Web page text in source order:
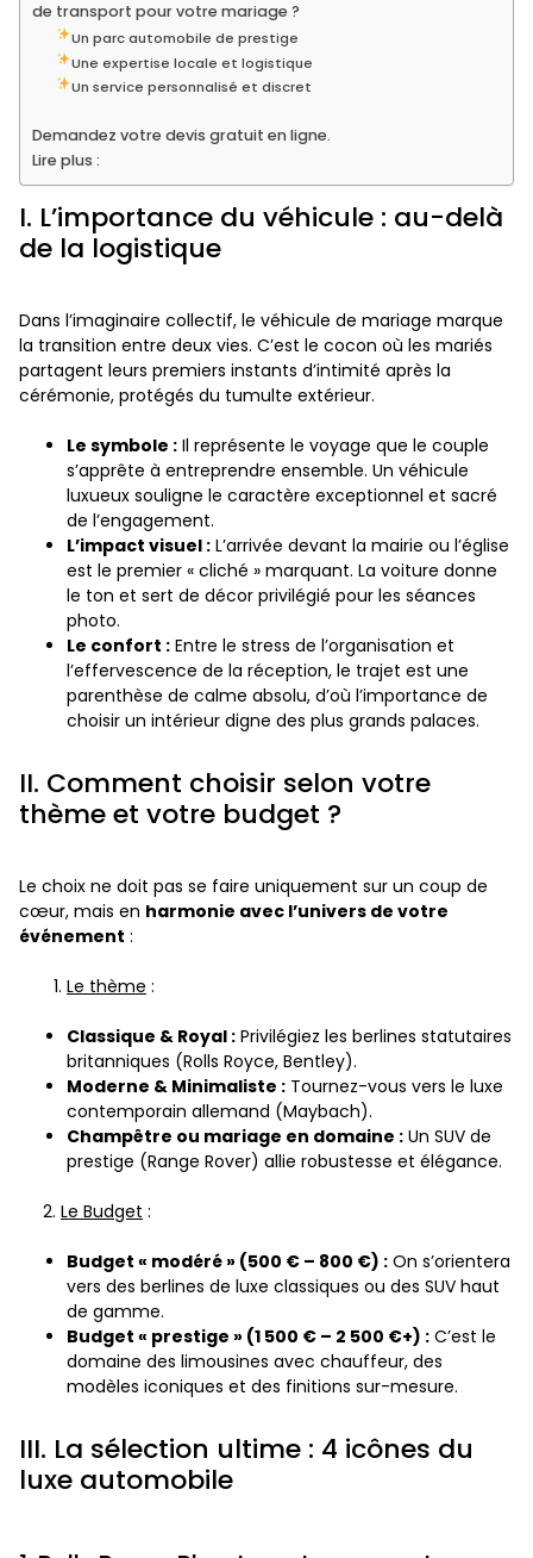
de transport pour votre mariage ?
Un parc automobile de prestige
Une expertise locale et logistique
Un service personnalisé et discret
Demandez votre devis gratuit en ligne.
Lire plus :
I. L’importance du véhicule : au-delà
de la logistique
Dans l’imaginaire collectif, le véhicule de mariage marque
la transition entre deux vies. C’est le cocon où les mariés
partagent leurs premiers instants d’intimité après la
cérémonie, protégés du tumulte extérieur.
Le symbole : Il représente le voyage que le couple
s’apprête à entreprendre ensemble. Un véhicule
luxueux souligne le caractère exceptionnel et sacré
de l’engagement.
L’impact visuel : L’arrivée devant la mairie ou l’église
est le premier « cliché » marquant. La voiture donne
le ton et sert de décor privilégié pour les séances
photo.
Le confort : Entre le stress de l’organisation et
l’effervescence de la réception, le trajet est une
parenthèse de calme absolu, d’où l’importance de
choisir un intérieur digne des plus grands palaces.
II. Comment choisir selon votre
thème et votre budget ?
Le choix ne doit pas se faire uniquement sur un coup de
cœur, mais en harmonie avec l’univers de votre
événement :
Le thème :
Classique & Royal : Privilégiez les berlines statutaires
britanniques (Rolls Royce, Bentley).
Moderne & Minimaliste : Tournez-vous vers le luxe
contemporain allemand (Maybach).
Champêtre ou mariage en domaine : Un SUV de
prestige (Range Rover) allie robustesse et élégance.
2. Le Budget :
Budget « modéré » (500 € – 800 €) : On s’orientera
vers des berlines de luxe classiques ou des SUV haut
de gamme.
Budget « prestige » (1 500 € – 2 500 €+) : C’est le
domaine des limousines avec chauffeur, des
modèles iconiques et des finitions sur-mesure.
III. La sélection ultime : 4 icônes du
luxe automobile